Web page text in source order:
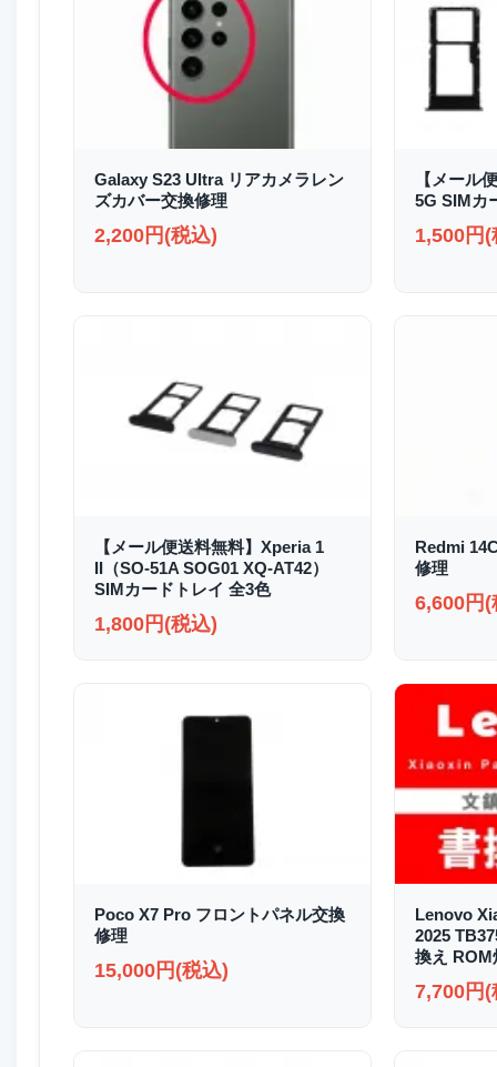
Galaxy S23 Ultra リアカメラレン
ズカバー交換修理
2,200円(税込)
【メール
5G SIMカ
1,500円(
【メール便送料無料】Xperia 1
II（SO-51A SOG01 XQ-AT42）
SIMカードトレイ 全3色
1,800円(税込)
Redmi
修理
6,600円(
Poco X7 Pro フロントパネル交換
修理
15,000円(税込)
Lenovo
2025
換え ROM
7,700円(